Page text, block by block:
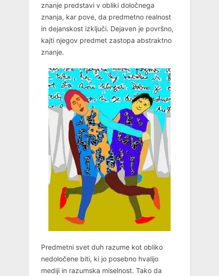
znanje predstavi v obliki določnega
znanja, kar pove, da predmetno realnost
in dejanskost izključi. Dejaven je površno,
kajti njegov predmet zastopa abstraktno
znanje.
Predmetni svet duh razume kot obliko
nedoločene biti, ki jo posebno hvalijo
mediji in razumska miselnost. Tako da